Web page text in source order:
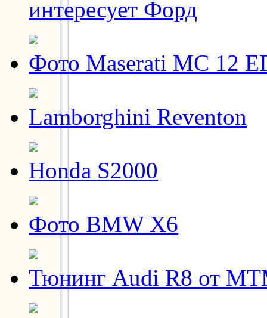
интересует Форд
Фото Maserati MC 12
Lamborghini Reventon
Honda S2000
Фото BMW X6
Тюнинг Audi R8 от